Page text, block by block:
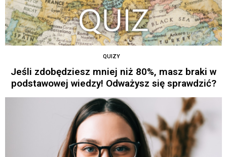
QUIZY
Jeśli zdobędziesz mniej niż 80%, masz braki w
podstawowej wiedzy! Odważysz się sprawdzić?